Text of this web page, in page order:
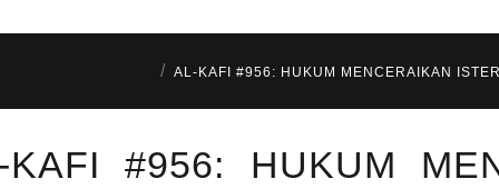
AL-KAFI #956: HUKUM MENCERAIKAN
KAFI #956: HUKUM